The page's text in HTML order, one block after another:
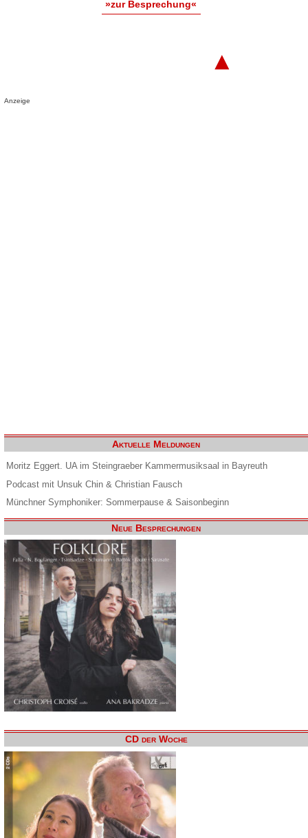
»zur Besprechung«
▲
Anzeige
Aktuelle Meldungen
Moritz Eggert. UA im Steingraeber Kammermusiksaal in Bayreuth
Podcast mit Unsuk Chin & Christian Fausch
Münchner Symphoniker: Sommerpause & Saisonbeginn
Neue Besprechungen
CD der Woche